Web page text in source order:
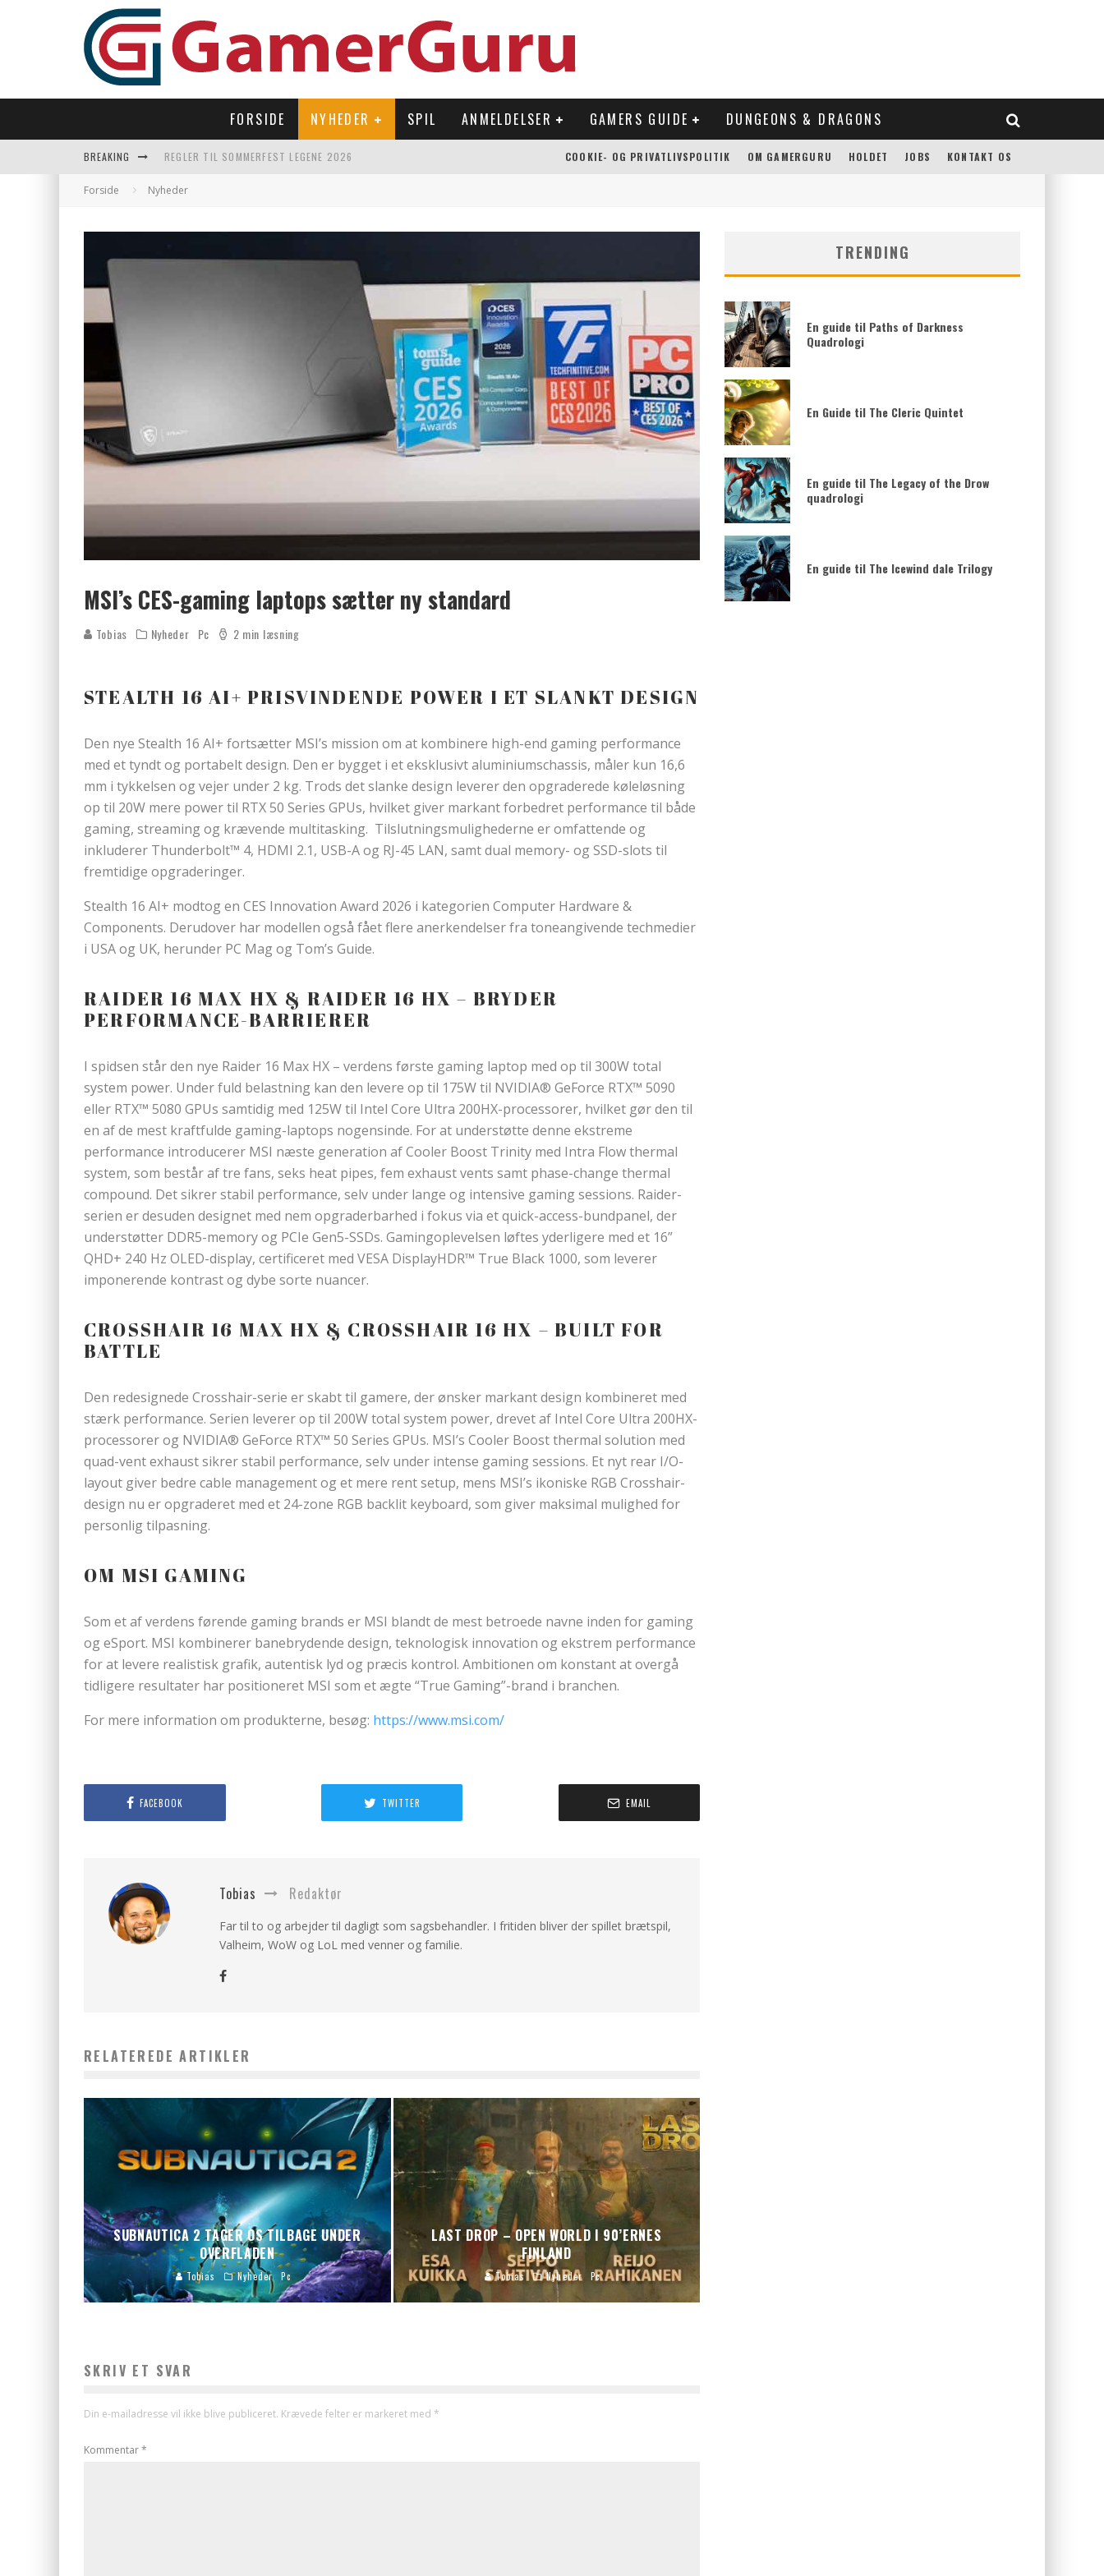
FORSIDE NYHEDER SPIL ANMELDELSER GAMERS GUIDE DUNGEONS & DRAGONS
BREAKING REGLER TIL SOMMERFEST LEGENE 2026
SUBNAUTICA 2 TAGER OS TILBAGE UNDER OVERFLADEN
COOKIE- OG PRIVATLIVSPOLITIK OM GAMERGURU HOLDET JOBS KONTAKT OS
Forside Nyheder
MSI’s CES-gaming laptops sætter ny standard
Tobias Nyheder Pc 2 min læsning
STEALTH 16 AI+ PRISVINDENDE POWER I ET SLANKT DESIGN
Den nye Stealth 16 AI+ fortsætter MSI’s mission om at kombinere high-end gaming performance
med et tyndt og portabelt design. Den er bygget i et eksklusivt aluminiumschassis, måler kun 16,6
mm i tykkelsen og vejer under 2 kg. Trods det slanke design leverer den opgraderede køleløsning
op til 20W mere power til RTX 50 Series GPUs, hvilket giver markant forbedret performance til både
gaming, streaming og krævende multitasking. Tilslutningsmulighederne er omfattende og
inkluderer Thunderbolt™ 4, HDMI 2.1, USB-A og RJ-45 LAN, samt dual memory- og SSD-slots til
fremtidige opgraderinger.
Stealth 16 AI+ modtog en CES Innovation Award 2026 i kategorien Computer Hardware &
Components. Derudover har modellen også fået flere anerkendelser fra toneangivende techmedier
i USA og UK, herunder PC Mag og Tom’s Guide.
RAIDER 16 MAX HX & RAIDER 16 HX – BRYDER
PERFORMANCE-BARRIERER
I spidsen står den nye Raider 16 Max HX – verdens første gaming laptop med op til 300W total
system power. Under fuld belastning kan den levere op til 175W til NVIDIA® GeForce RTX™ 5090
eller RTX™ 5080 GPUs samtidig med 125W til Intel Core Ultra 200HX-processorer, hvilket gør den til
en af de mest kraftfulde gaming-laptops nogensinde. For at understøtte denne ekstreme
performance introducerer MSI næste generation af Cooler Boost Trinity med Intra Flow thermal
system, som består af tre fans, seks heat pipes, fem exhaust vents samt phase-change thermal
compound. Det sikrer stabil performance, selv under lange og intensive gaming sessions. Raider-
serien er desuden designet med nem opgraderbarhed i fokus via et quick-access-bundpanel, der
understøtter DDR5-memory og PCIe Gen5-SSDs. Gamingoplevelsen løftes yderligere med et 16”
QHD+ 240 Hz OLED-display, certificeret med VESA DisplayHDR™ True Black 1000, som leverer
imponerende kontrast og dybe sorte nuancer.
CROSSHAIR 16 MAX HX & CROSSHAIR 16 HX – BUILT FOR
BATTLE
Den redesignede Crosshair-serie er skabt til gamere, der ønsker markant design kombineret med
stærk performance. Serien leverer op til 200W total system power, drevet af Intel Core Ultra 200HX-
processorer og NVIDIA® GeForce RTX™ 50 Series GPUs. MSI’s Cooler Boost thermal solution med
quad-vent exhaust sikrer stabil performance, selv under intense gaming sessions. Et nyt rear I/O-
layout giver bedre cable management og et mere rent setup, mens MSI’s ikoniske RGB Crosshair-
design nu er opgraderet med et 24-zone RGB backlit keyboard, som giver maksimal mulighed for
personlig tilpasning.
OM MSI GAMING
Som et af verdens førende gaming brands er MSI blandt de mest betroede navne inden for gaming
og eSport. MSI kombinerer banebrydende design, teknologisk innovation og ekstrem performance
for at levere realistisk grafik, autentisk lyd og præcis kontrol. Ambitionen om konstant at overgå
tidligere resultater har positioneret MSI som et ægte “True Gaming”-brand i branchen.
For mere information om produkterne, besøg: https://www.msi.com/
FACEBOOK TWITTER EMAIL
Tobias Redaktør
Far til to og arbejder til dagligt som sagsbehandler. I fritiden bliver der spillet brætspil,
Valheim, WoW og LoL med venner og familie.
RELATEREDE ARTIKLER
SUBNAUTICA 2 TAGER OS TILBAGE UNDER
OVERFLADEN
Tobias Nyheder Pc
LAST DROP – OPEN WORLD I 90’ERNES
FINLAND
Tobias Nyheder Pc
SKRIV ET SVAR
Din e-mailadresse vil ikke blive publiceret. Krævede felter er markeret med *
Kommentar*
TRENDING
En guide til Paths of Darkness
Quadrologi
En Guide til The Cleric Quintet
En guide til The Legacy of the Drow
quadrologi
En guide til The Icewind dale Trilogy